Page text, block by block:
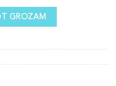
daudzums
GROZAM